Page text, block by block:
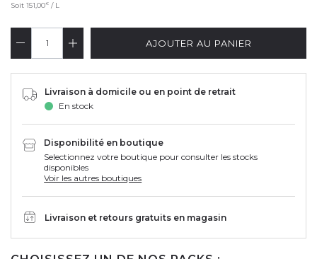
Soit 151,00€ / L
AJOUTER AU PANIER
Livraison à domicile ou en point de retrait
En stock
Disponibilité en boutique
Selectionnez votre boutique pour consulter les stocks
disponibles
Voir les autres boutiques
Livraison et retours gratuits en magasin